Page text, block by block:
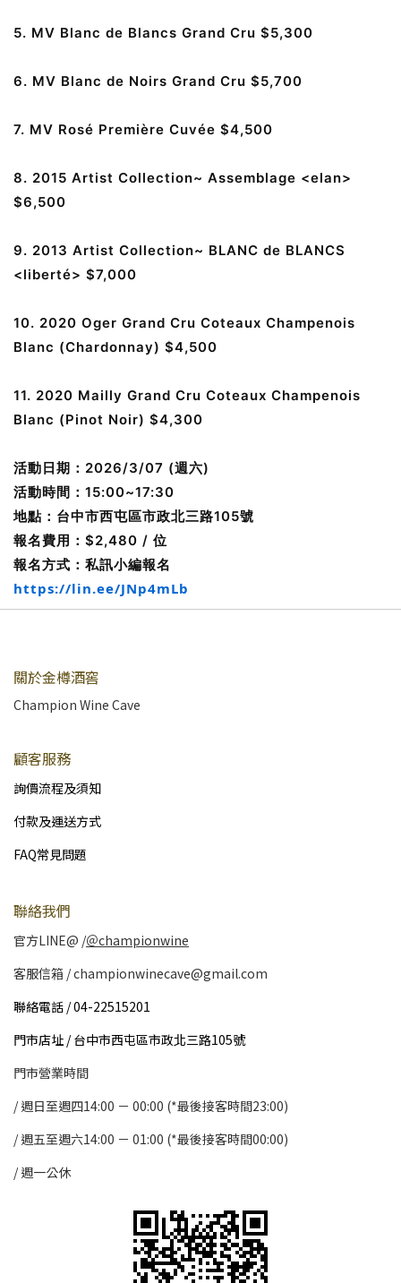
5. MV Blanc de Blancs Grand Cru $5,300
6. MV Blanc de Noirs Grand Cru $5,700
7. MV Rosé Première Cuvée $4,500
8. 2015 Artist Collection~ Assemblage <elan>
$6,500
9. 2013 Artist Collection~ BLANC de BLANCS
<liberté> $7,000
10. 2020 Oger Grand Cru Coteaux Champenois
Blanc (Chardonnay) $4,500
11. 2020 Mailly Grand Cru Coteaux Champenois
Blanc (Pinot Noir) $4,300
活動日期：2026/3/07 (週六)
活動時間：15:00~17:30
地點：台中市西屯區市政北三路105號
報名費用：$2,480 / 位
報名方式：私訊小編報名
https://lin.ee/JNp4mLb
關於金樽酒窖
Champion Wine Cave
顧客服務
詢價流程及須知
付款及運送方式
FAQ常見問題
聯絡我們
官方LINE@ /＠championwine
客服信箱 / championwinecave@gmail.com
聯絡電話 / 04-22515201
門市店址 / 台中市西屯區市政北三路105號
門市營業時間
/ 週日至週四14:00 － 00:00 (*最後接客時間23:00)
/週五至週六14:00 － 01:00 (*最後接客時間00:00)
/週一公休